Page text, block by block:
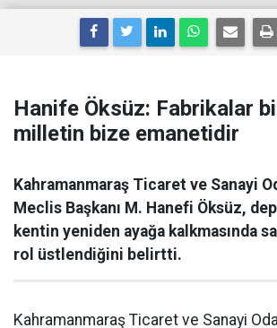
Hanife Öksüz: Fabrikalar
milletin bize emanetidir
Kahramanmaraş Ticaret ve Sanayi
Meclis Başkanı M. Hanefi Öksüz,
kentin yeniden ayağa kalkmasında
rol üstlendiğini belirtti.
Kahramanmaraş Ticaret ve Sanayi